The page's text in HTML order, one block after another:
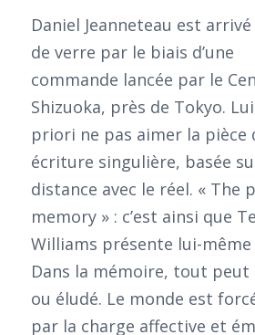
Daniel Jeanneteau est
de verre par le biais d’une
commande lancée par le
Shizuoka, près de Tokyo.
priori ne pas aimer la pièce
écriture singulière, basée
distance avec le réel. « The
memory » : c’est ainsi que
Williams présente lui-
Dans la mémoire, tout peut
ou éludé. Le monde est
par la charge affective et